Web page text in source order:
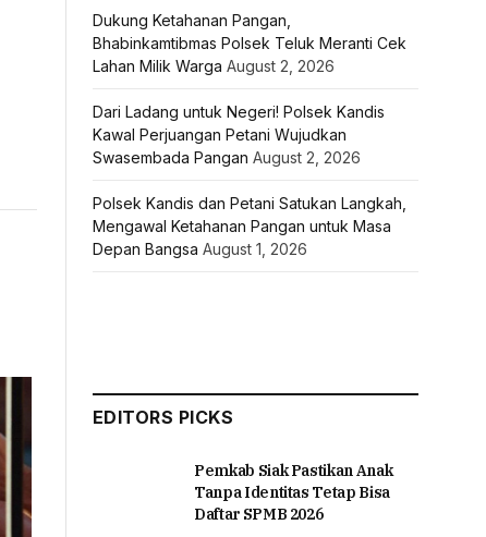
Dukung Ketahanan Pangan,
Bhabinkamtibmas Polsek Teluk Meranti Cek
Lahan Milik Warga August 2, 2026
Dari Ladang untuk Negeri! Polsek Kandis
Kawal Perjuangan Petani Wujudkan
Swasembada Pangan August 2, 2026
Polsek Kandis dan Petani Satukan Langkah,
Mengawal Ketahanan Pangan untuk Masa
Depan Bangsa August 1, 2026
EDITORS PICKS
Pemkab Siak Pastikan Anak
Tanpa Identitas Tetap Bisa
Daftar SPMB 2026